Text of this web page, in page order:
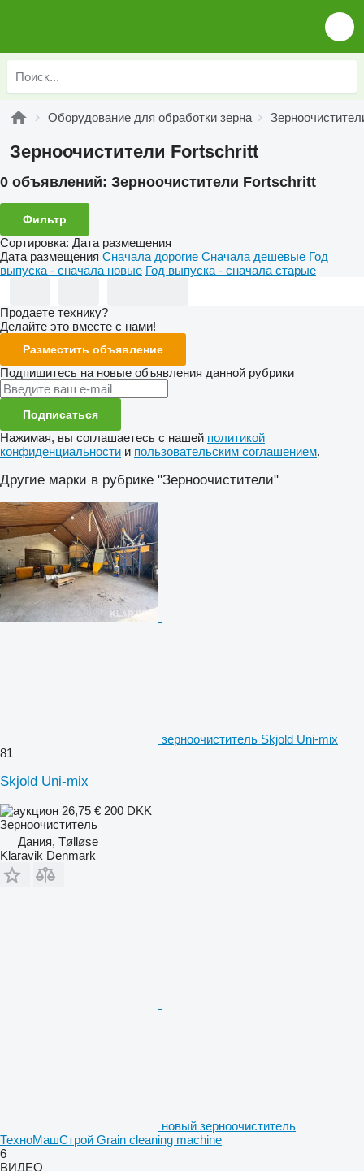
Оборудование для обработки зерна
Зерноочистители Fortschritt
0 объявлений: Зерноочистители Fortschritt
Фильтр
Сортировка: Дата размещения
Дата размещения Сначала дорогие Сначала дешевые Год
выпуска - сначала новые Год выпуска - сначала старые
Продаете технику?
Делайте это вместе с нами!
Разместить объявление
Подпишитесь на новые объявления данной рубрики
Подписаться
Нажимая, вы соглашаетесь с нашей политикой
конфиденциальности и пользовательским соглашением.
Другие марки в рубрике "Зерноочистители"
зерноочиститель Skjold Uni-mix
81
Skjold Uni-mix
26,75 € 200 DKK
Зерноочиститель
Дания, Tølløse
Klaravik Denmark
новый зерноочиститель
ТехноМашСтрой Grain cleaning machine
6
ВИДЕО